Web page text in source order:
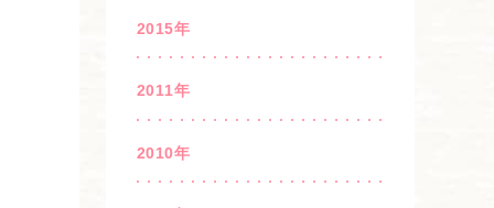
2015年
2011年
2010年